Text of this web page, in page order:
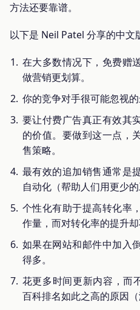
方法还要靠谱。
以下是 Neil Patel 分享的中文
在大多数情况下，免费赠
做营销更划算。
你的竞争对手很可能忽视的
要让付费广告真正有效其
的价值。要做到这一点，
售策略。
最有效的追加销售通常是
自动化（帮助人们用更少
个性化有助于提高转化率
作量，而对转化率的提升却
如果在网站和邮件中加入
得多。
花更多时间更新内容，而
百科排名如此之高的原因（